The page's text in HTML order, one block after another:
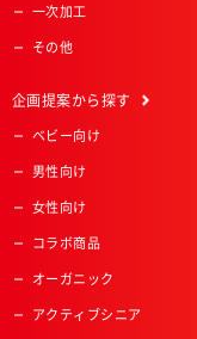
一次加工
その他
企画提案から探す
ベビー向け
男性向け
女性向け
コラボ商品
オーガニック
アクティブシニア